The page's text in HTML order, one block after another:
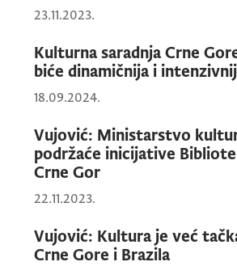
23.11.2023.
Kulturna saradnja Crne
biće dinamičnija i
18.09.2024.
Vujović: Ministarstvo
podržaće inicijative
Crne Gor
22.11.2023.
Vujović: Kultura je već
Crne Gore i Brazila